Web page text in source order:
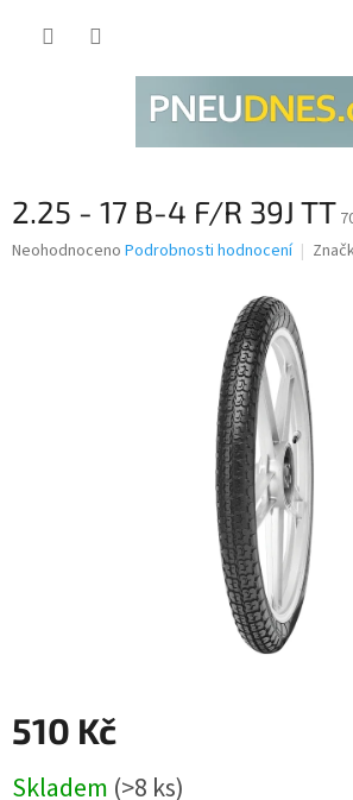
2.25 - 17 B-4 F/R 39J TT
Průměrné
Neohodnoceno Podrobnosti hodnocení
510 Kč
cena:
Skladem (>8 ks)